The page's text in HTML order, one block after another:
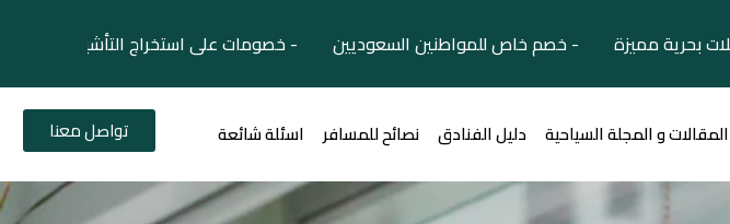
بحرية مميزة - خصم خاص للمواطنين السعوديين - خصومات على استخراج التأشيرات
المقالات و المجلة السياحية دليل الفنادق نصائح للمسافر اسئلة شائعة تواصل معنا